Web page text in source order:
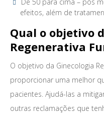
efeitos, além de
Qual o objetivo
Regenerativa
O objetivo da Ginecologia
proporcionar uma melhor
pacientes. Ajudá-las a
outras reclamações que